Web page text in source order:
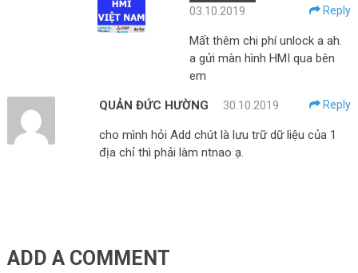
03.10.2019
Reply
Mất thêm chi phí unlock a ah.
a gửi màn hình HMI qua bên
em
QUẢN ĐỨC HƯỜNG 30.10.2019 Reply
cho mình hỏi Add chút là lưu trữ dữ liệu của 1
địa chỉ thì phải làm ntnao ạ.
ADD A COMMENT